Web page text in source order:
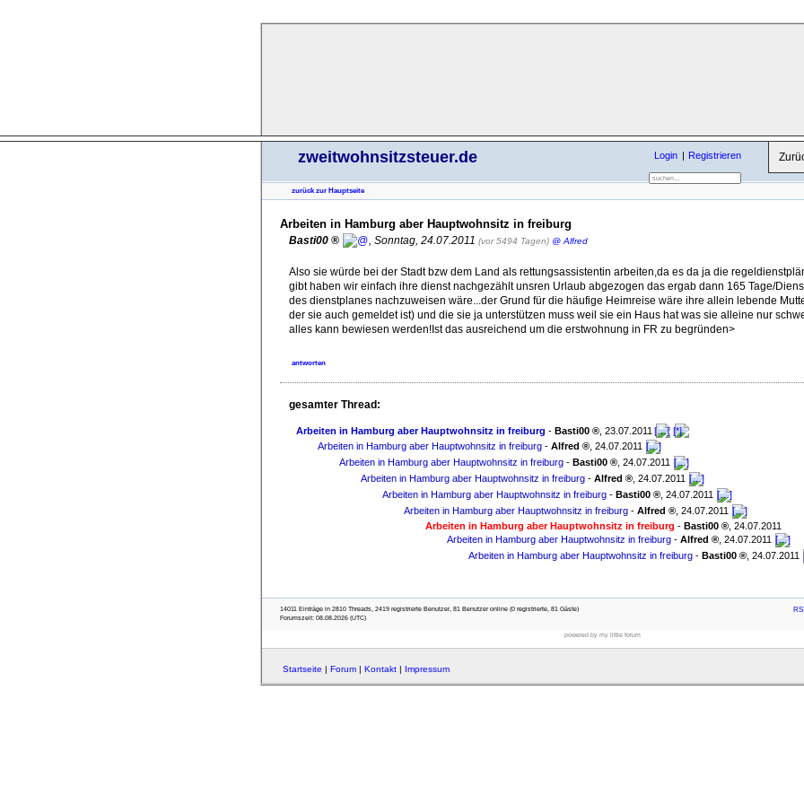
zweitwohnsitzsteuer.de Login Registrieren
zurück zur Hauptseite
Arbeiten in Hamburg aber Hauptwohnsitz in freiburg
Basti00
, Sonntag, 24.07.2011 (vor 5494 Tagen) @ Alfred
Also sie würde bei der Stadt bzw dem Land als rettungsassistentin arbeiten,da es da ja die
gibt haben wir einfach ihre dienst nachgezählt unsren Urlaub abgezogen das ergab dann 165 Tage/
des dienstplanes nachzuweisen wäre...der Grund für die häufige Heimreise wäre ihre allein lebende
der sie auch gemeldet ist) und die sie ja unterstützen muss weil sie ein Haus hat was sie alleine nur
alles kann bewiesen werden!Ist das ausreichend um die erstwohnung in FR zu begründen>
antworten
gesamter Thread:
Arbeiten in Hamburg aber Hauptwohnsitz in freiburg - Basti00 , 23.07.2011
Arbeiten in Hamburg aber Hauptwohnsitz in freiburg- Alfred , 24.07.2011
Arbeiten in Hamburg aber Hauptwohnsitz in freiburg- Basti00 , 24.07.2011
Arbeiten in Hamburg aber Hauptwohnsitz in freiburg- Alfred , 24.07.2011
Arbeiten in Hamburg aber Hauptwohnsitz in freiburg- Basti00 , 24.07.2011
Arbeiten in Hamburg aber Hauptwohnsitz in freiburg- Alfred , 24.07.2011
Arbeiten in Hamburg aber Hauptwohnsitz in freiburg - Basti00 , 24.07.2011
Arbeiten in Hamburg aber Hauptwohnsitz in freiburg- Alfred , 24.07.2011
Arbeiten in Hamburg aber Hauptwohnsitz in freiburg- Basti00 , 24.07.2011
14011 Einträge in 2810 Threads, 2419 registrierte Benutzer, 81 Benutzer online (0 registrierte, 81 Gäste)
Forumszeit: 08.08.2026 (UTC)
powered by my little forum
Startseite | Forum| Kontakt| Impressum